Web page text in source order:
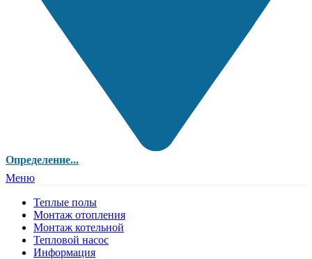
Определение...
Меню
Теплые полы
Монтаж отопления
Монтаж котельной
Тепловой насос
Информация